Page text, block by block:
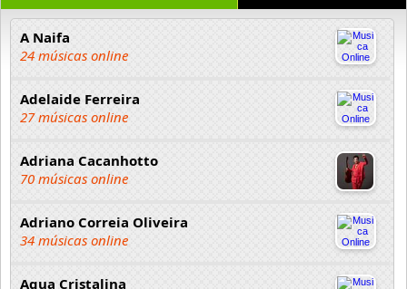
A Naifa
24 músicas online
Adelaide Ferreira
27 músicas online
Adriana Cacanhotto
70 músicas online
Adriano Correia Oliveira
34 músicas online
Agua Cristalina